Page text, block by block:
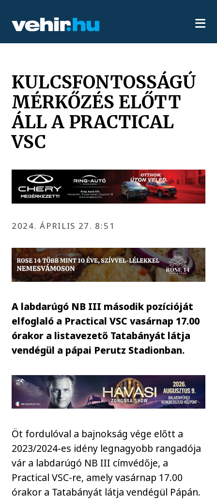
KULCSFONTOSSÁGÚ
MÉRKŐZÉS ELŐTT
ÁLL A PRACTICAL
VSC
2024. ÁPRILIS 27. 8:51
A labdarúgó NB III második pozícióját
elfoglaló a Practical VSC vasárnap 17.00
órakor a listavezető Tatabányát látja
vendégül a pápai Perutz Stadionban.
Öt fordulóval a bajnokság vége előtt a
2023/2024-es idény legnagyobb rangadója
vár a labdarúgó NB III címvédője, a
Practical VSC-re, amely vasárnap 17.00
órakor a Tatabányát látja vendégül Pápán.